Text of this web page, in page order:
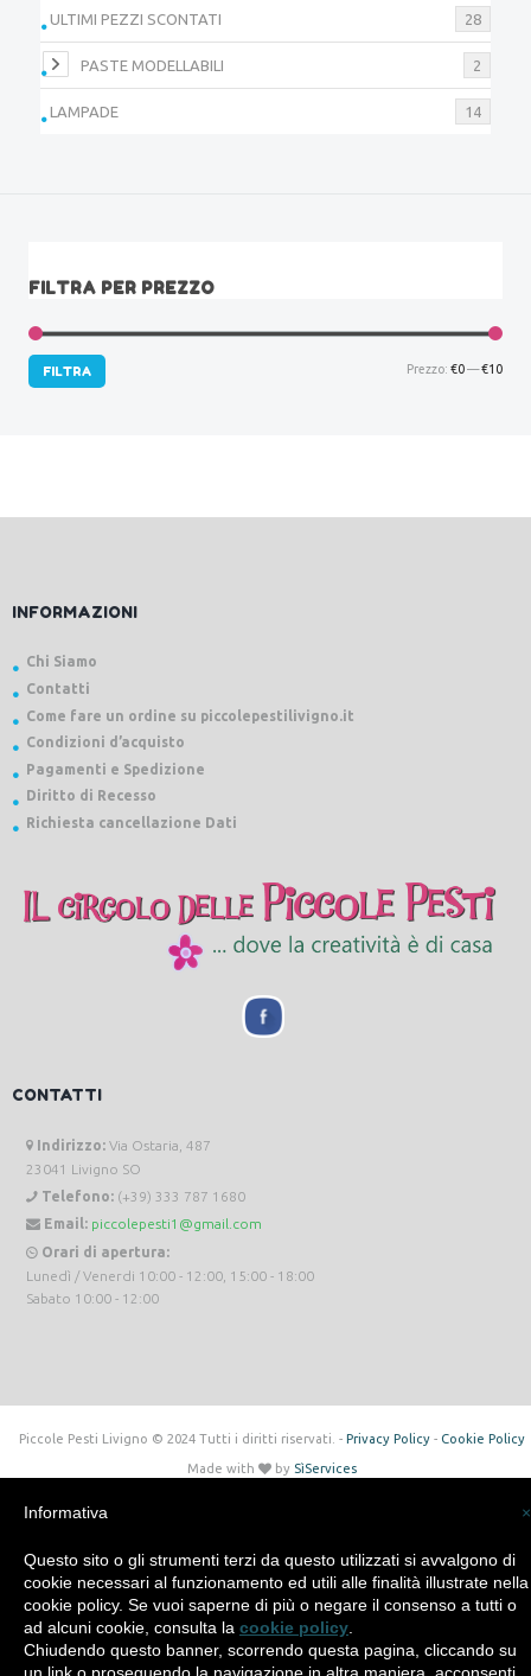
ULTIMI PEZZI SCONTATI 28
PASTE MODELLABILI 2
LAMPADE 14
FILTRA PER PREZZO
FILTRA Prezzo: €0—€10
INFORMAZIONI
Chi Siamo
Contatti
Come fare un ordine su piccolepestilivigno.it
Condizioni d’acquisto
Pagamenti e Spedizione
Diritto di Recesso
Richiesta cancellazione Dati
CONTATTI
Indirizzo: Via Ostaria, 487
23041 Livigno SO
Telefono: (+39) 333 787 1680
Email: piccolepesti1@gmail.com
Orari di apertura:
Lunedì / Venerdi 10:00 - 12:00, 15:00 - 18:00
Sabato 10:00 - 12:00
Piccole Pesti Livigno © 2024 Tutti i diritti riservati. - Privacy Policy- Cookie Policy
Made with by SìServices
×
Informativa
Questo sito o gli strumenti terzi da questo utilizzati si avvalgono di
cookie necessari al funzionamento ed utili alle finalità illustrate nella
cookie policy. Se vuoi saperne di più o negare il consenso a tutti o
ad alcuni cookie, consulta la cookie policy
Chiudendo questo banner, scorrendo questa pagina, cliccando su